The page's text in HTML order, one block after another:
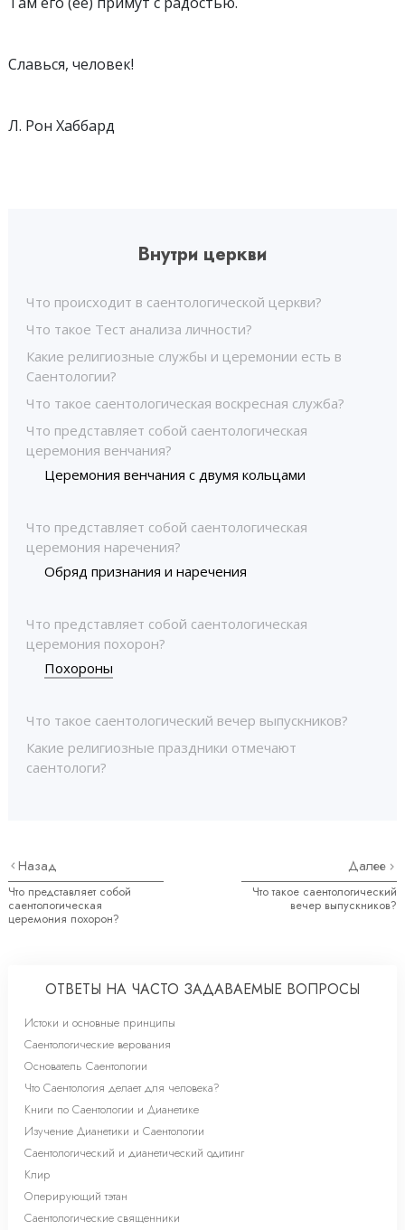
Cлaвьcя, человек!
Л. Рон Хаббард
Внутри церкви
Что происходит в саентологической церкви?
Что такое Тест анализа личности?
Какие религиозные службы и церемонии есть в
Саентологии?
Что такое саентологическая воскресная служба?
Что представляет собой саентологическая
церемония венчания?
Церемония венчания с двумя кольцами
Что представляет собой саентологическая
церемония наречения?
Обряд признания и наречения
Что представляет собой саентологическая
церемония похорон?
Похороны
Что такое саентологический вечер выпускников?
Какие религиозные праздники отмечают
саентологи?
Назад
Что представляет собой
саентологическая
церемония похорон?
Далее
Что такое саентологический
вечер выпускников?
ОТВЕТЫ НА ЧАСТО ЗАДАВАЕМЫЕ ВОПРОСЫ
Истоки и основные принципы
Саентологические верования
Основатель Саентологии
Что Саентология делает для человека?
Книги по Саентологии и Дианетике
Изучение Дианетики и Саентологии
Саентологический и дианетический одитинг
Клир
Оперирующий тэтан
Саентологические священники